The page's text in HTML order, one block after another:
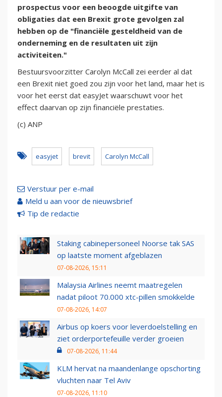
prospectus voor een beoogde uitgifte van
obligaties dat een Brexit grote gevolgen zal
hebben op de "financiële gesteldheid van de
onderneming en de resultaten uit zijn
activiteiten."
Bestuursvoorzitter Carolyn McCall zei eerder al dat
een Brexit niet goed zou zijn voor het land, maar het is
voor het eerst dat easyJet waarschuwt voor het
effect daarvan op zijn financiële prestaties.
(c) ANP
easyjet brevit Carolyn McCall
Verstuur per e-mail
Meld u aan voor de nieuwsbrief
Tip de redactie
Staking cabinepersoneel Noorse tak SAS
op laatste moment afgeblazen
07-08-2026, 15:11
Malaysia Airlines neemt maatregelen
nadat piloot 70.000 xtc-pillen smokkelde
07-08-2026, 14:07
Airbus op koers voor leverdoelstelling en
ziet orderportefeuille verder groeien
07-08-2026, 11:44
KLM hervat na maandenlange opschorting
vluchten naar Tel Aviv
07-08-2026, 11:10